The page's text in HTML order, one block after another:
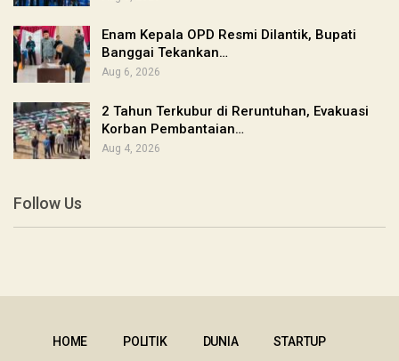
Enam Kepala OPD Resmi Dilantik, Bupati
Banggai Tekankan…
Aug 6, 2026
2 Tahun Terkubur di Reruntuhan, Evakuasi
Korban Pembantaian…
Aug 4, 2026
Follow Us
HOME POLITIK DUNIA STARTUP